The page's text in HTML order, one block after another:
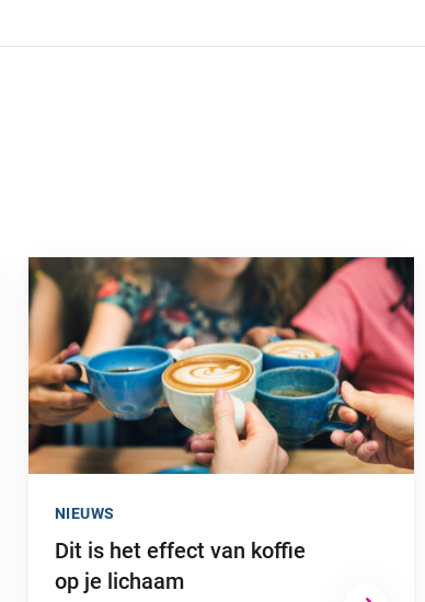
Ga naar “Dit is het effect van koffie op je lichaam”
Dit is het effect van koffie
op je lichaam
NIEUWS